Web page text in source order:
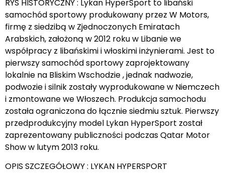
RYS HISTORYCZNY : Lykan HyperSport to libański
samochód sportowy produkowany przez W Motors,
firmę z siedzibą w Zjednoczonych Emiratach
Arabskich, założoną w 2012 roku w Libanie we
współpracy z libańskimi i włoskimi inżynierami. Jest to
pierwszy samochód sportowy zaprojektowany
lokalnie na Bliskim Wschodzie , jednak nadwozie,
podwozie i silnik zostały wyprodukowane w Niemczech
i zmontowane we Włoszech. Produkcja samochodu
została ograniczona do łącznie siedmiu sztuk. Pierwszy
przedprodukcyjny model Lykan HyperSport został
zaprezentowany publiczności podczas Qatar Motor
Show w lutym 2013 roku.
OPIS SZCZEGÓŁOWY : LYKAN HYPERSPORT